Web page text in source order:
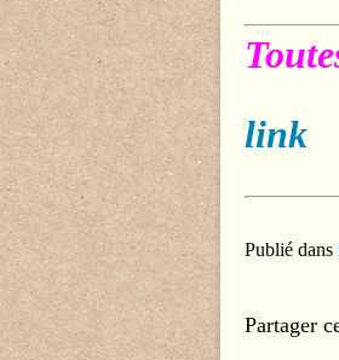
link
Publié dans
Partager